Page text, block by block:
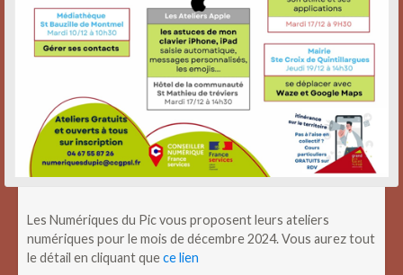
Les Numériques du Pic vous proposent leurs ateliers
numériques pour le mois de décembre 2024. Vous aurez tout
le détail en cliquant quece lien